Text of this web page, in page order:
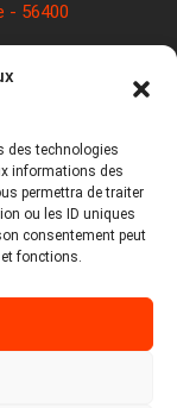
des technologies
informations des
permettra de traiter
ou les ID uniques
consentement peut
fonctions.
- 56400
-